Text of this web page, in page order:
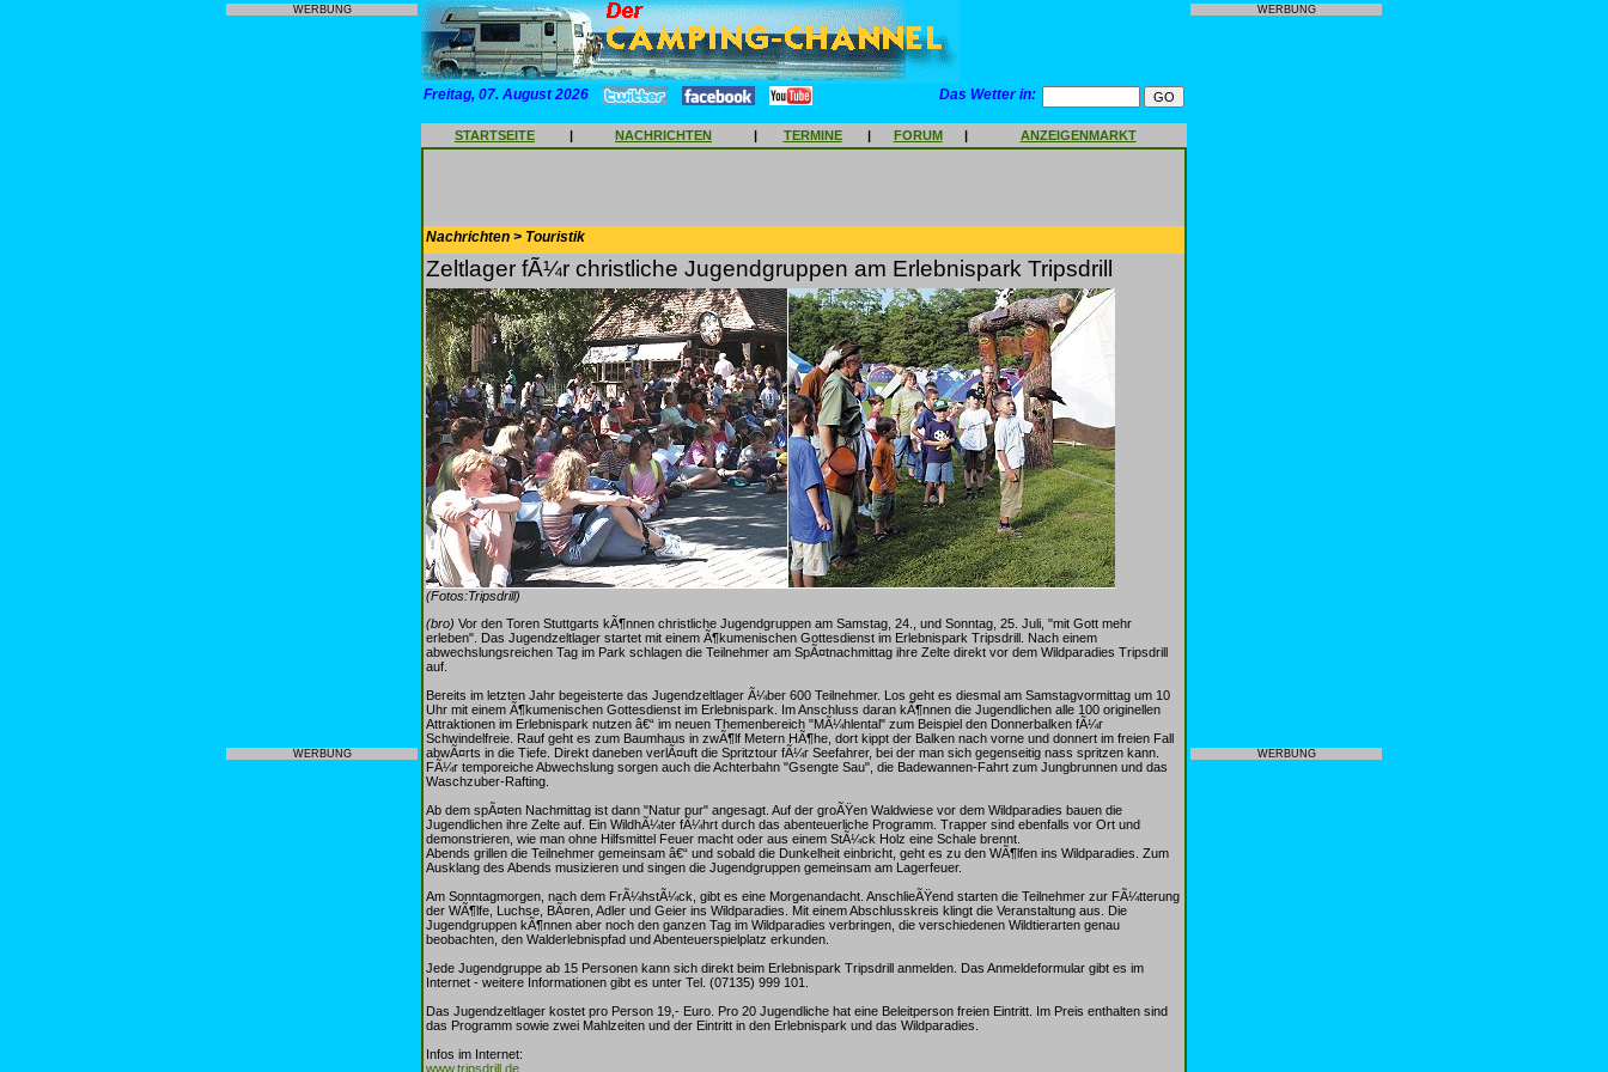
WERBUNG
WERBUNG
Freitag, 07. August 2026 Das Wetter in:
STARTSEITE | NACHRICHTEN | TERMINE | FORUM | ANZEIGENMARKT
Nachrichten > Touristik
Zeltlager fÃ¼r christliche Jugendgruppen am Erlebnispark Tripsdrill
(Fotos:Tripsdrill)
(bro) Vor den Toren Stuttgarts kÃ¶nnen christliche Jugendgruppen am Samstag, 24., und Sonntag, 25. Juli, "mit Gott mehr
erleben". Das Jugendzeltlager startet mit einem Ã¶kumenischen Gottesdienst im Erlebnispark Tripsdrill. Nach einem
abwechslungsreichen Tag im Park schlagen die Teilnehmer am SpÃ¤tnachmittag ihre Zelte direkt vor dem Wildparadies Tripsdrill
auf.
Bereits im letzten Jahr begeisterte das Jugendzeltlager Ã¼ber 600 Teilnehmer. Los geht es diesmal am Samstagvormittag um 10
Uhr mit einem Ã¶kumenischen Gottesdienst im Erlebnispark. Im Anschluss daran kÃ¶nnen die Jugendlichen alle 100 originellen
Attraktionen im Erlebnispark nutzen â€“ im neuen Themenbereich "MÃ¼hlental" zum Beispiel den Donnerbalken fÃ¼r
Schwindelfreie. Rauf geht es zum Baumhaus in zwÃ¶lf Metern HÃ¶he, dort kippt der Balken nach vorne und donnert im freien Fall
abwÃ¤rts in die Tiefe. Direkt daneben verlÃ¤uft die Spritztour fÃ¼r Seefahrer, bei der man sich gegenseitig nass spritzen kann.
FÃ¼r temporeiche Abwechslung sorgen auch die Achterbahn "Gsengte Sau", die Badewannen-Fahrt zum Jungbrunnen und das
Waschzuber-Rafting.
Ab dem spÃ¤ten Nachmittag ist dann "Natur pur" angesagt. Auf der groÃŸen Waldwiese vor dem Wildparadies bauen die
Jugendlichen ihre Zelte auf. Ein WildhÃ¼ter fÃ¼hrt durch das abenteuerliche Programm. Trapper sind ebenfalls vor Ort und
demonstrieren, wie man ohne Hilfsmittel Feuer macht oder aus einem StÃ¼ck Holz eine Schale brennt.
Abends grillen die Teilnehmer gemeinsam â€“ und sobald die Dunkelheit einbricht, geht es zu den WÃ¶lfen ins Wildparadies. Zum
Ausklang des Abends musizieren und singen die Jugendgruppen gemeinsam am Lagerfeuer.
Am Sonntagmorgen, nach dem FrÃ¼hstÃ¼ck, gibt es eine Morgenandacht. AnschlieÃŸend starten die Teilnehmer zur FÃ¼tterung
der WÃ¶lfe, Luchse, BÃ¤ren, Adler und Geier ins Wildparadies. Mit einem Abschlusskreis klingt die Veranstaltung aus. Die
Jugendgruppen kÃ¶nnen aber noch den ganzen Tag im Wildparadies verbringen, die verschiedenen Wildtierarten genau
beobachten, den Walderlebnispfad und Abenteuerspielplatz erkunden.
Jede Jugendgruppe ab 15 Personen kann sich direkt beim Erlebnispark Tripsdrill anmelden. Das Anmeldeformular gibt es im
Internet - weitere Informationen gibt es unter Tel. (07135) 999 101.
Das Jugendzeltlager kostet pro Person 19,- Euro. Pro 20 Jugendliche hat eine Beleitperson freien Eintritt. Im Preis enthalten sind
das Programm sowie zwei Mahlzeiten und der Eintritt in den Erlebnispark und das Wildparadies.
Infos im Internet:
www.tripsdrill.de
WERBUNG
WERBUNG